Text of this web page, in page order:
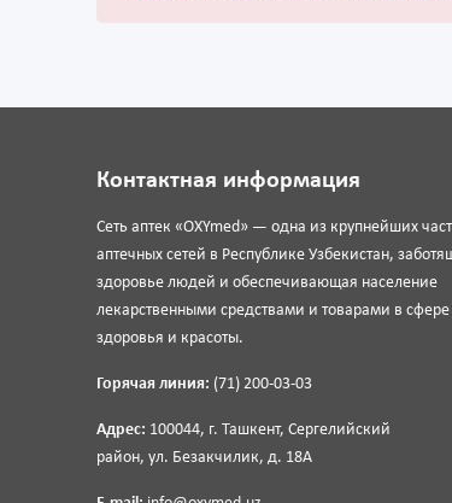
Контактная информация
Сеть аптек «OXYmed» — одна из крупнейших
аптечных сетей в Республике Узбекистан,
здоровье людей и обеспечивающая население
лекарственными средствами и товарами в сфере
здоровья и красоты.
Горячая линия: (71) 200-03-03
Адрес: 100044, г. Ташкент, Сергелийский
район, ул. Безакчилик, д. 18А